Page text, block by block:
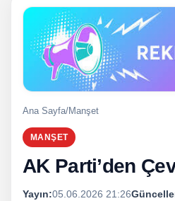
Ana Sayfa/Manşet
MANŞET
AK Parti’den
Yayın:05.06.2026 21:26